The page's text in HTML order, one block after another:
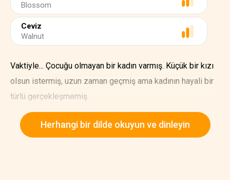
Blossom
Ceviz
Walnut
Vaktiyle... Çocuğu olmayan bir kadın varmış. Küçük bir kızı
olsun istermiş, uzun zaman geçmiş ama kadının hayali bir
türlü gerçekleşmemiş.
Bir büyücü nineye gitmiş. Büyücü, kadına bir tutam sihirli
arpa vermiş. Kadın arpayı bir saksıya ekmiş. Ertesi gün
Herhangi bir dilde okuyun ve dinleyin